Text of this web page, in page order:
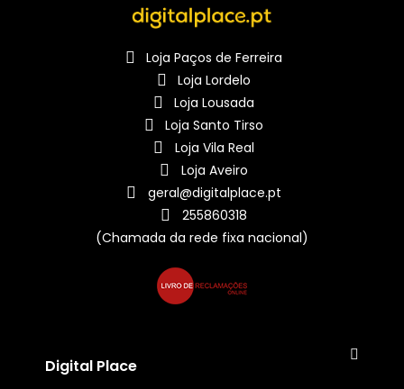
Loja Paços de Ferreira
Loja Lordelo
Loja Lousada
Loja Santo Tirso
Loja Vila Real
Loja Aveiro
geral@digitalplace.pt
255860318
(Chamada da rede fixa nacional)
Digital Place